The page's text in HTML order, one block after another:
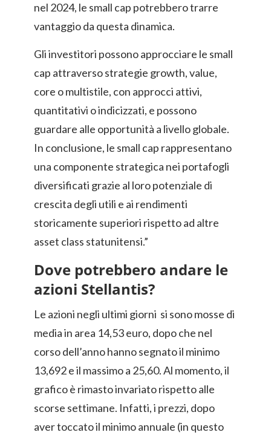
nel 2024, le small cap potrebbero trarre
vantaggio da questa dinamica.
Gli investitori possono approcciare le small
cap attraverso strategie growth, value,
core o multistile, con approcci attivi,
quantitativi o indicizzati, e possono
guardare alle opportunità a livello globale.
In conclusione, le small cap rappresentano
una componente strategica nei portafogli
diversificati grazie al loro potenziale di
crescita degli utili e ai rendimenti
storicamente superiori rispetto ad altre
asset class statunitensi.”
Dove potrebbero andare le
azioni Stellantis?
Le azioni negli ultimi giorni si sono mosse di
media in area 14,53 euro, dopo che nel
corso dell’anno hanno segnato il minimo
13,692 e il massimo a 25,60. Al momento, il
grafico è rimasto invariato rispetto alle
scorse settimane. Infatti, i prezzi, dopo
aver toccato il minimo annuale (in questo